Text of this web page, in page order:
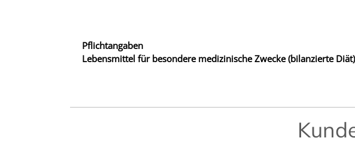
Pflichtangaben
Lebensmittel für besondere medizinische Zwecke (bilanzierte Diät)